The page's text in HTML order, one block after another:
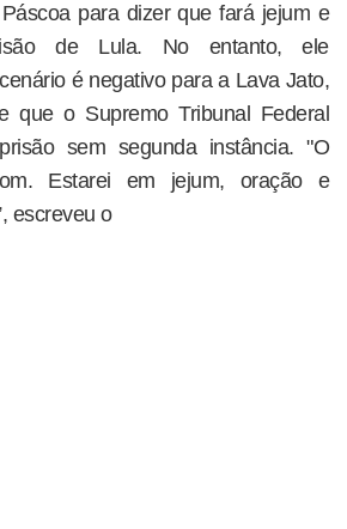
para dizer que fará jejum e
de Lula. No entanto, ele
é negativo para a Lava Jato,
que o Supremo Tribunal Federal
sem segunda instância. "O
Estarei em jejum, oração e
escreveu o